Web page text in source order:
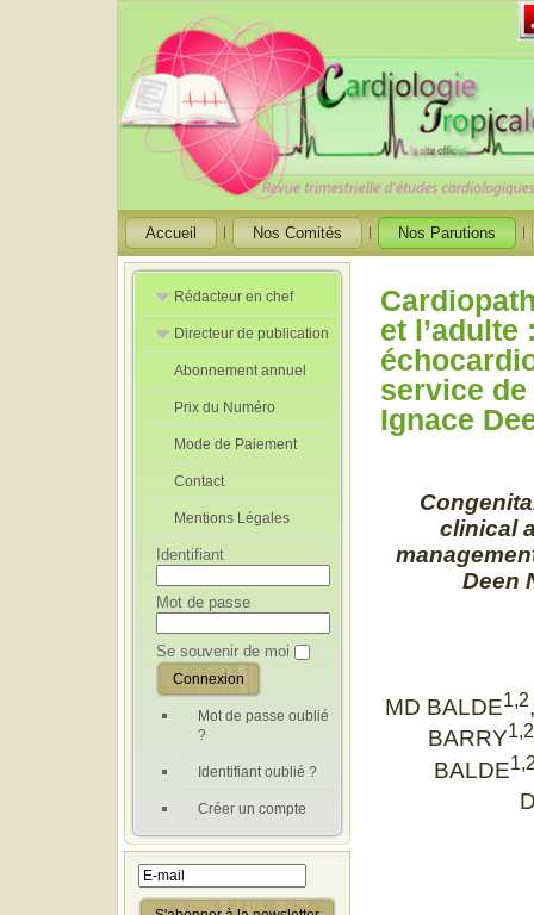
Accueil Nos Comités Nos Parutions
Rédacteur en chef
Rédacteurs en
Chef Adjoint
Directeur de publication
Directeur de
publication
adjoint
Abonnement annuel
Prix du Numéro
Mode de Paiement
Contact
Mentions Légales
Identifiant
Mot de passe
Se souvenir de moi
Mot de passe oublié
?
Identifiant oublié ?
Créer un compte
et
service
Ignace
clinical
Deen
MD BALDE1,2
BARRY1,2
BALDE